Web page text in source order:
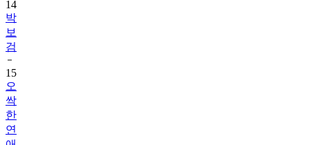
보
검
15
오
싹
한
연
애
1